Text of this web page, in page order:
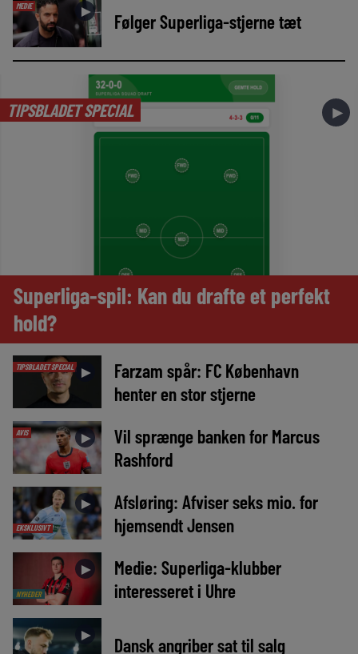
MEDIE ► Følger Superliga-stjerne tæt
TIPSBLADET SPECIAL ►
Superliga-spil: Kan du drafte et perfekt
hold?
TIPSBLADET SPECIAL ►
Farzam spår: FC København
henter en stor stjerne
AVIS ►
Vil sprænge banken for Marcus
Rashford
EKSKLUSIVT
►
Afsløring: Afviser seks mio. for
hjemsendt Jensen
NYHEDER
►
Medie: Superliga-klubber
interesseret i Uhre
► Dansk angriber sat til salg